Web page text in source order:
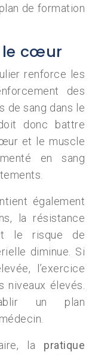
de formation
le cœur
renforce les
des
de sang dans le
donc battre
et le muscle
en sang
également
la résistance
le risque de
diminue. Si
l’exercice
niveaux élevés.
un plan
la pratique